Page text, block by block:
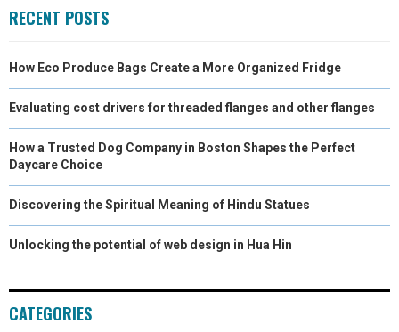
RECENT POSTS
How Eco Produce Bags Create a More Organized Fridge
Evaluating cost drivers for threaded flanges and other flanges
How a Trusted Dog Company in Boston Shapes the Perfect
Daycare Choice
Discovering the Spiritual Meaning of Hindu Statues
Unlocking the potential of web design in Hua Hin
CATEGORIES